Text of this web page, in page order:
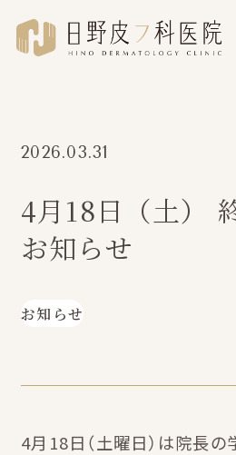
2026.03.31
4月18日（土）
お知らせ
お知らせ
4月18日（土曜日）は院長の